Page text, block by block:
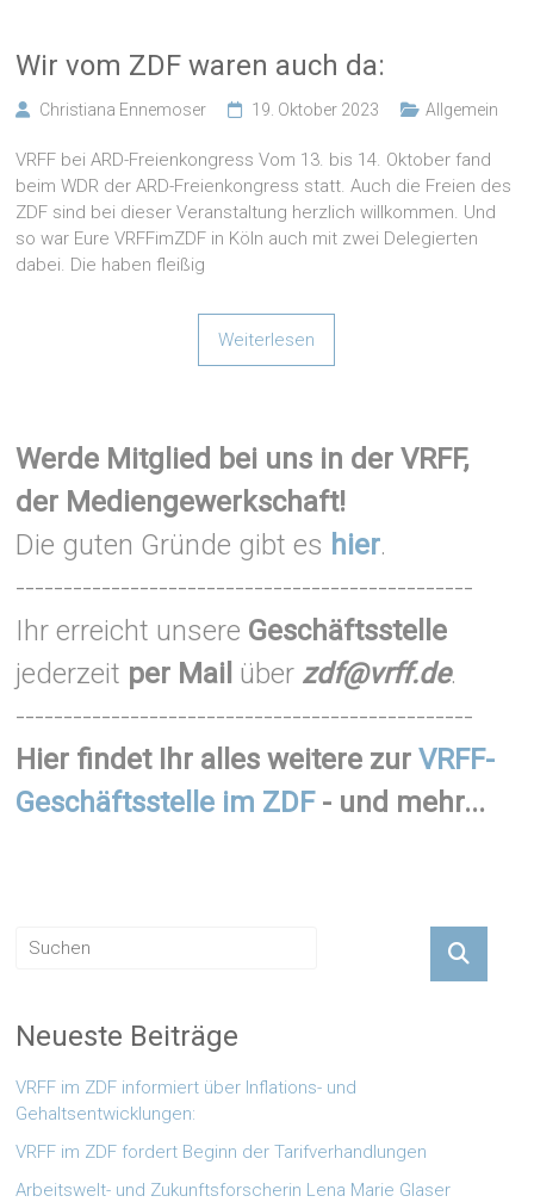
Wir vom ZDF waren auch da:
Christiana Ennemoser 19. Oktober 2023 Allgemein
VRFF bei ARD-Freienkongress Vom 13. bis 14. Oktober fand
beim WDR der ARD-Freienkongress statt. Auch die Freien des
ZDF sind bei dieser Veranstaltung herzlich willkommen. Und
so war Eure VRFFimZDF in Köln auch mit zwei Delegierten
dabei. Die haben fleißig
Weiterlesen
Werde Mitglied bei uns in der VRFF,
der Mediengewerkschaft!
Die guten Gründe gibt es hier.
------------------------------------------------
Ihr erreicht unsere Geschäftsstelle
jederzeit per Mail über zdf@vrff.de.
------------------------------------------------
Hier findet Ihr alles weitere zurVRFF-
Geschäftsstelle im ZDF- und mehr...
Neueste Beiträge
VRFF im ZDF informiert über Inflations- und
Gehaltsentwicklungen:
VRFF im ZDF fordert Beginn der Tarifverhandlungen
Arbeitswelt- und Zukunftsforscherin Lena Marie Glaser